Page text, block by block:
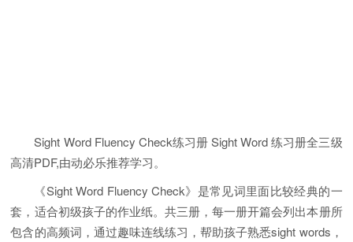
Sight Word Fluency Check练习册 Sight Word 练习册全三级
高清PDF,由动必乐推荐学习。
《Sight Word Fluency Check》是常见词里面比较经典的一
套，适合初级孩子的作业纸。共三册，每一册开篇会列出本册所
包含的高频词，通过趣味连线练习，帮助孩子熟悉sight words，